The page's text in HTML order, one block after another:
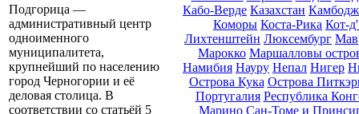
Подгорица —
административный центр
одноименного
муниципалитета,
крупнейший по населению
город Черногории и её
деловая столица. В
соответствии со статьёй 5
Кабо-Верде Казахстан
Коморы Коста-Рика Кот-
Лихтенштейн Люксембург
Марокко Маршалловы
Намибия Науру Непал Нигер
Острова Кука Острова
Португалия Республика
Марино Сан-Томе и